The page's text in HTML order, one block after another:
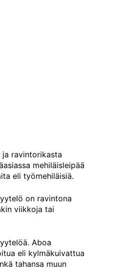
ja ravintorikasta
mehiläisleipää
eli työmehiläisiä.
on ravintona
viikkoja tai
Aboa
eli kylmäkuivattua
tahansa muun